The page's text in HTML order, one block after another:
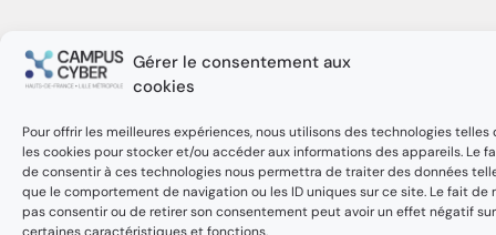
Gérer le consentement aux
cookies
Pour offrir les meilleures expériences, nous utilisons des technologies telles
les cookies pour stocker et/ou accéder aux informations des appareils. Le
de consentir à ces technologies nous permettra de traiter des données
que le comportement de navigation ou les ID uniques sur ce site. Le fait de
pas consentir ou de retirer son consentement peut avoir un effet négatif sur